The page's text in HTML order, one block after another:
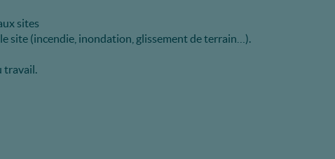
sites
site (incendie, inondation, glissement de terrain…).
travail.